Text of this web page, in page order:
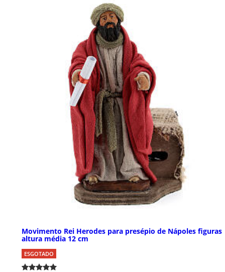
Movimento Rei Herodes para presépio de Nápoles figuras
altura média 12 cm
ESGOTADO